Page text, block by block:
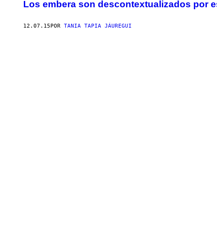
Los embera son descontextualizados por
12.07.15POR TANIA TAPIA JÁUREGUI